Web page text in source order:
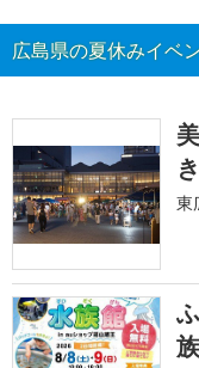
広島県の夏休みイベ
東